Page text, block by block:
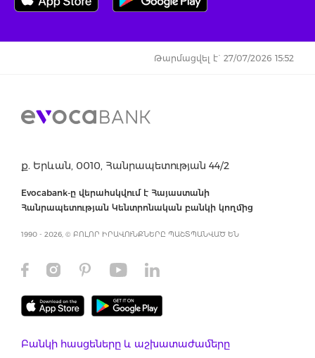
Թարմացվել է` 27/07/2026 15:52
ք. Երևան, 0010, Հանրապետության 44/2
Evocabank-ը վերահսկվում է Հայաստանի
Հանրապետության Կենտրոնական բանկի կողմից
1990 - 2026, © ԲՈԼՈՐ ԻՐԱՎՈՒՆՔՆԵՐԸ ՊԱՇՏՊԱՆՎԱԾ ԵՆ
Բանկի հասցեները և աշխատաժամերը